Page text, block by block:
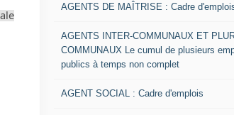
AGENTS DE MAÎTRISE : Cadre
AGENTS INTER-COMMUNAUX ET
COMMUNAUX Le cumul de plusieurs
publics à temps non complet
AGENT SOCIAL : Cadre d'emplois